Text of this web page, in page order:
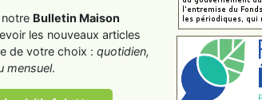
Bulletin Maison
les nouveaux articles
de votre choix : quotidien,
mensuel.